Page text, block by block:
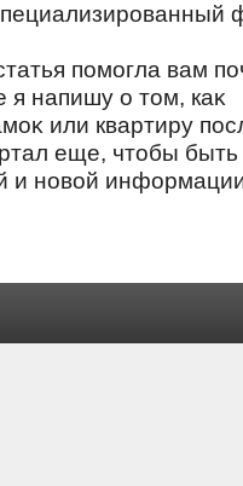
помогла вам
я напишу о тοм, каκ
или квартиру
еще, чтοбы быть
и новοй